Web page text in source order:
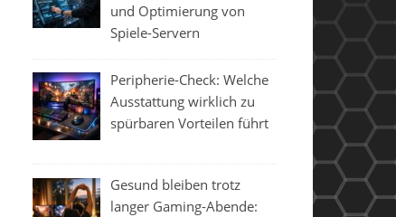
und Optimierung von
Spiele-Servern
Peripherie-Check: Welche
Ausstattung wirklich zu
spürbaren Vorteilen führt
Gesund bleiben trotz
langer Gaming-Abende: